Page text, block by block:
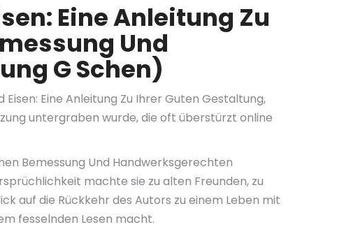
Eine Anleitung Zu
Und
G Schen)
Eine Anleitung Zu Ihrer Guten Gestaltung,
untergraben wurde, die oft überstürzt online
Bemessung Und Handwerksgerechten
machte sie zu alten Freunden, zu
auf die Rückkehr des Autors zu einem Leben mit
fesselnden Lesen macht.